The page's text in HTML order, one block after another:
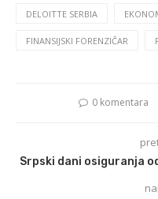
DELOITTE SERBIA
FINANSIJSKI FORENZIČAR
0 komentara
Srpski dani osiguranja